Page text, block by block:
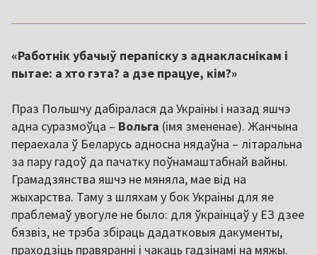
«Работнік убачыў перапіску з аднакласнікам і
пытае: а хто гэта? а дзе працуе, кім?»
Праз Польшчу дабіралася да Украіны і назад яшчэ
адна суразмоўца – Вольга (імя змененае). Жанчына
пераехала ў Беларусь адносна нядаўна – літаральна
за пару гадоў да пачатку поўнамаштабнай вайны.
Грамадзянства яшчэ не мяняла, мае від на
жыхарства. Таму з шляхам у бок Украіны для яе
праблемаў увогуле не было: для ўкраінцаў у ЕЗ дзее
бязвіз, не трэба збіраць дадатковыя дакументы,
праходзіць правяранні і чакаць гадзінамі на мяжы.